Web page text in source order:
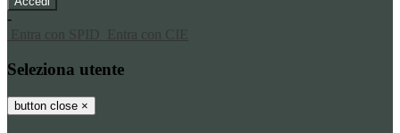
-
Entra con SPID
Entra con CIE
Seleziona utente
button close ×